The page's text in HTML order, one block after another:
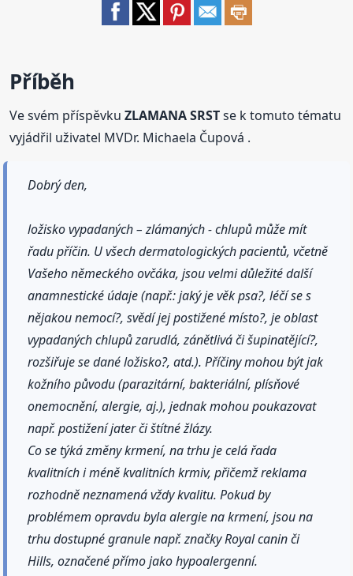
Příběh
Ve svém příspěvkuZLAMANA SRSTse k tomuto tématu
vyjádřil uživatel MVDr. Michaela Čupová .
Dobrý den,
ložisko vypadaných – zlámaných - chlupů může mít
řadu příčin. U všech dermatologických pacientů, včetně
Vašeho německého ovčáka, jsou velmi důležité další
anamnestické údaje (např.: jaký je věk psa?, léčí se s
nějakou nemocí?, svědí jej postižené místo?, je oblast
vypadaných chlupů zarudlá, zánětlivá či šupinatějící?,
rozšiřuje se dané ložisko?, atd.). Příčiny mohou být jak
kožního původu (parazitární, bakteriální, plísňové
onemocnění, alergie, aj.), jednak mohou poukazovat
např. postižení jater či štítné žlázy.
Co se týká změny krmení, na trhu je celá řada
kvalitních i méně kvalitních krmiv, přičemž reklama
rozhodně neznamená vždy kvalitu. Pokud by
problémem opravdu byla alergie na krmení, jsou na
trhu dostupné granule např. značky Royal canin či
Hills, označené přímo jako hypoalergenní.